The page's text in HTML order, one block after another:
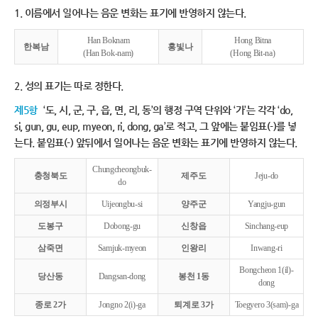
1. 이름에서 일어나는 음운 변화는 표기에 반영하지 않는다.
한복남
Han Boknam
(Han Bok-nam)
홍빛나
Hong Bitna
(Hong Bit-na)
2. 성의 표기는 따로 정한다.
제5항 ‘도, 시, 군, 구, 읍, 면, 리, 동’의 행정 구역 단위와 ‘가’는 각각 ‘do,
si, gun, gu, eup, myeon, ri, dong, ga’로 적고, 그 앞에는 붙임표(-)를 넣
는다. 붙임표(-) 앞뒤에서 일어나는 음운 변화는 표기에 반영하지 않는다.
충청북도
Chungcheongbuk-
do
제주도 Jeju-do
의정부시 Uijeongbu-si 양주군 Yangju-gun
도봉구 Dobong-gu 신창읍 Sinchang-eup
삼죽면 Samjuk-myeon 인왕리 Inwang-ri
당산동 Dangsan-dong 봉천 1동
Bongcheon 1(il)-
dong
종로 2가 Jongno 2(i)-ga 퇴계로 3가 Toegyero 3(sam)-ga